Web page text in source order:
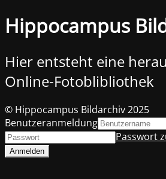
Hippocampus
Hier entsteht eine
Online-Fotoblibliothek
© Hippocampus Bildarchiv 2025
Benutzeranmeldung
Passwort